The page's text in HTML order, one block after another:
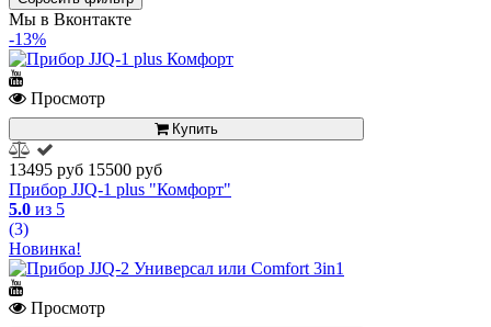
Мы в Вконтакте
-13%
Просмотр
Купить
13495 руб 15500 руб
Прибор JJQ-1 plus "Комфорт"
5.0 из 5
(3)
Новинка!
Просмотр